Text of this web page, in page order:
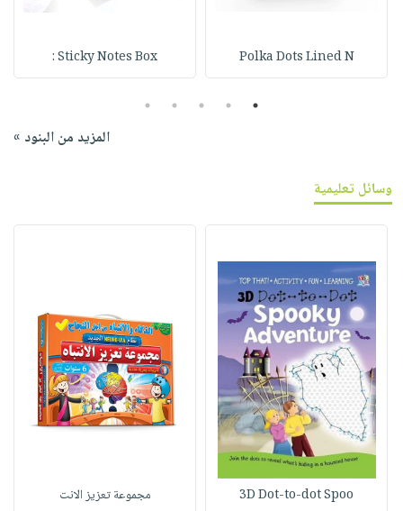
Polka Dots Lined N
Sticky Notes Box :
1
2
3
4
5
المزيد من البنود »
وسائل تعليمية
3D Dot-to-dot Spoo مجموعة تعزيز الانت